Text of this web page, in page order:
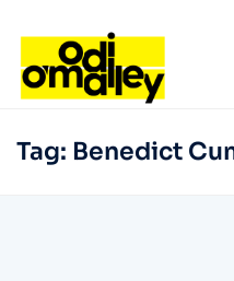
Tag: Benedict